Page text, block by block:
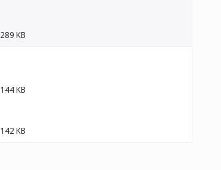
289 KB
144 KB
142 KB